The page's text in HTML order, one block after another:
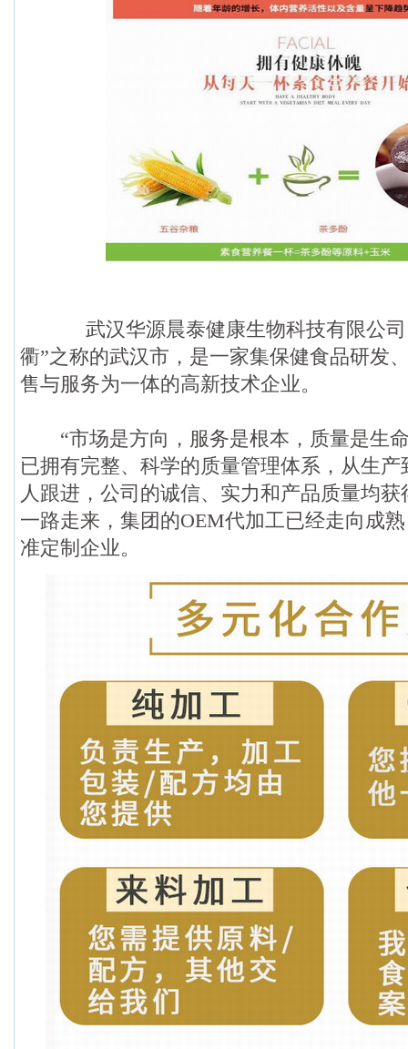
武汉华源晨泰健康生物科技有限公司
衢”之称的武汉市，是一家集保健食品研发
售与服务为一体的高新技术企业。
“市场是方向，服务是根本，质量是生命
已拥有完整、科学的质量管理体系，从生
人跟进，公司的诚信、实力和产品质量均
一路走来，集团的OEM代加工已经走向成
准定制企业。